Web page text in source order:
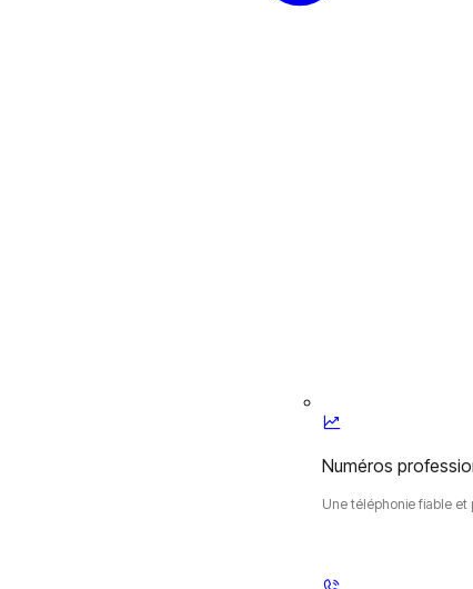
Numéros
Une téléphonie fiable et